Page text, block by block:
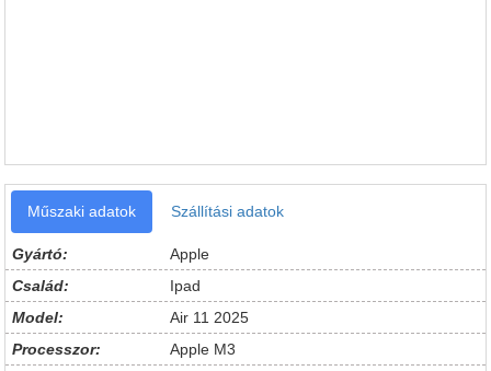
Műszaki adatok Szállítási adatok
Gyártó:
Apple
Család:
Ipad
Model:
Air 11 2025
Processzor:
Apple M3